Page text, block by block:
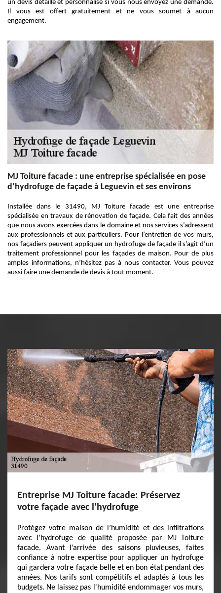
un devis détaillé et personnalisé si vous nous envoyez une demande.
Il vous est offert gratuitement et ne vous soumet à aucun
engagement.
MJ Toiture facade : une entreprise spécialisée en pose
d’hydrofuge de façade à Leguevin et ses environs
Installée dans le 31490, MJ Toiture facade est une entreprise
spécialisée en travaux de rénovation de façade. Cela fait des années
que nous avons exercées dans le domaine et nos services s’adressent
aux professionnels et aux particuliers. Pour l’entretien de vos murs,
nos façadiers peuvent appliquer un hydrofuge de façade il s’agit d’un
traitement professionnel pour les façades de maison. Pour de plus
amples informations, n’hésitez pas à nous contacter. Vous pouvez
aussi faire une demande de devis à tout moment.
Entreprise MJ Toiture facade: Préservez
votre façade avec l’hydrofuge
Protégez votre maison de l’humidité et des infiltrations
avec l’hydrofuge de qualité proposée par MJ Toiture
facade. Avant l’arrivée des saisons pluvieuses, faites
confiance à notre expertise pour appliquer un hydrofuge
qui gardera votre façade belle et en bon état pendant des
années. Nos tarifs sont compétitifs et adaptés à tous les
budgets. Ne laissez pas l'humidité endommager vos murs,